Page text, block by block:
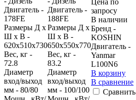
Двигатель -
178FE
Размеры Д х
Ш х В -
620х510х730
Вес, кг -
72.8
Диаметр
вход/выход
мм - 80/80
Двигатель -
188FE
Размеры Д х
Ш х В -
650х550х770
Вес, кг -
83.2
Диаметр
вход/выход
мм - 100/100
Цена по
запросу
В наличии
Бренд -
KOSHIN
Двигатель -
Yanmar
L100N6
В корзину
В сравнение
Сравнить